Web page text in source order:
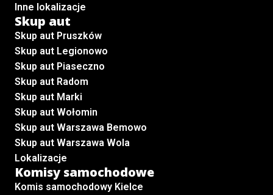
Inne lokalizacje
Skup aut
Skup aut Pruszków
Skup aut Legionowo
Skup aut Piaseczno
Skup aut Radom
Skup aut Marki
Skup aut Wołomin
Skup aut Warszawa Bemowo
Skup aut Warszawa Wola
Lokalizacje
Komisy samochodowe
Komis samochodowy Kielce